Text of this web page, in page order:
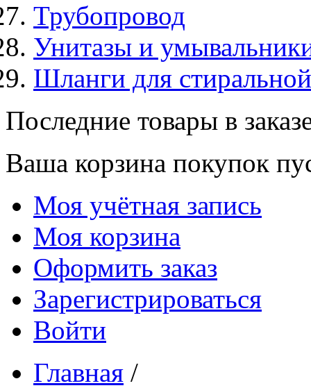
Трубопровод
Унитазы и
Шланги для
Последние товары в
Ваша корзина покупок
Моя учётная запись
Моя корзина
Оформить заказ
Зарегистрироваться
Войти
Главная /